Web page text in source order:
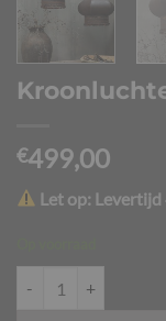
€499,00
Let op: Levertijd